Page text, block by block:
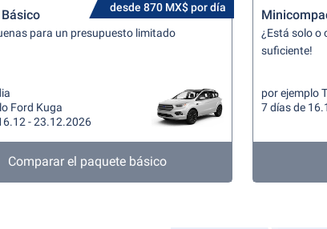
desde 870 MX$ por día
para un presupuesto limitado
Ford Kuga
- 23.12.2026
Comparar el paquete básico
¿Está solo o
suficiente!
por ejemplo
7 días de